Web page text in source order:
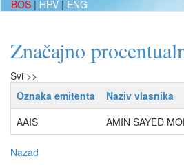
BOS | HRV | ENG
Značajno
Svi >>
Oznaka emitenta
Naziv vlasnika
AAIS
AMIN SAYED
Nazad